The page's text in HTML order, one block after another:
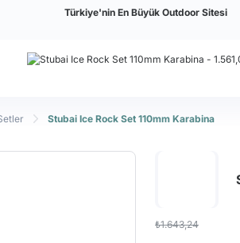
Türkiye'nin En Büyük Outdoor Sitesi
Stubai Ice Rock Set 110mm Karabina
₺1.643,24